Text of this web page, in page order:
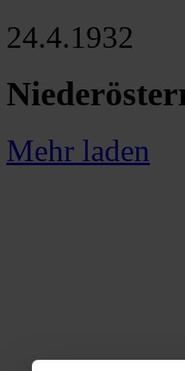
24.4.1932
Mehr laden